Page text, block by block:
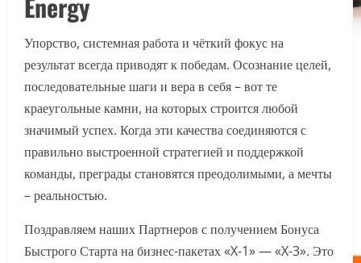
Упорство, системная работа и чёткий фокус на
результат всегда приводят к победам. Осознание целей,
последовательные шаги и вера в себя – вот те
краеугольные камни, на которых строится любой
значимый успех. Когда эти качества соединяются с
правильно выстроенной стратегией и поддержкой
команды, преграды становятся преодолимыми, а мечты
– реальностью.
Поздравляем наших Партнеров с получением Бонуса
Быстрого Старта на бизнес-пакетах «X-1» — «X-3». Это